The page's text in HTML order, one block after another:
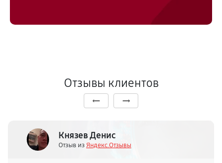
Отзывы клиентов
Князев Денис
Отзыв из Яндекс.Отзывы